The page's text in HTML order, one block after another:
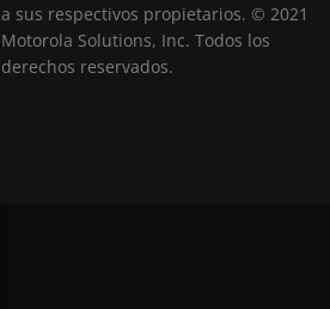
a sus respectivos propietarios. © 2021
Motorola Solutions, Inc. Todos los
derechos reservados.